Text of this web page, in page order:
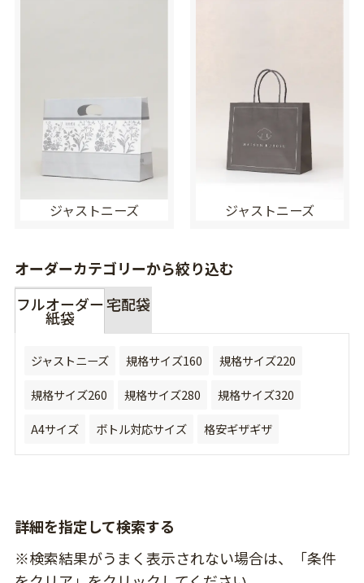
ジャストニーズ ジャストニーズ
オーダーカテゴリーから絞り込む
フルオーダー
紙袋
宅配袋
ジャストニーズ 規格サイズ160
規格サイズ220
規格サイズ260
規格サイズ280
規格サイズ320
A4サイズ
ボトル対応サイズ 格安ギザギザ
詳細を指定して検索する
※検索結果がうまく表示されない場合は、「条件